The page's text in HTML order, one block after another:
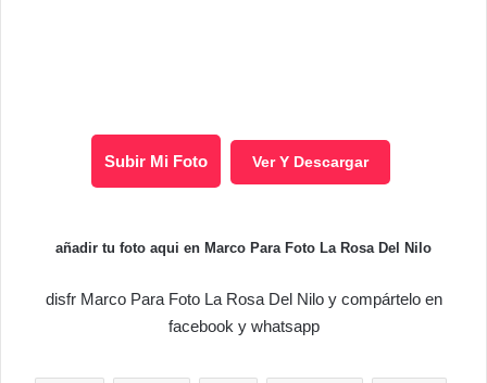
Subir Mi Foto Ver Y Descargar
añadir tu foto aqui en Marco Para Foto La Rosa Del Nilo
disfr Marco Para Foto La Rosa Del Nilo y compártelo en
facebook y whatsapp